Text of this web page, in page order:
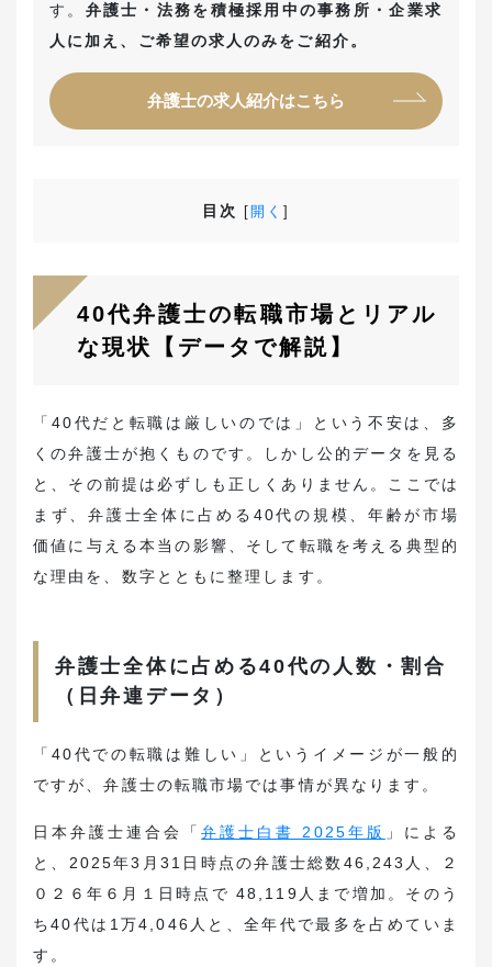
す。 弁護士・法務を積極採用中の事務所・企業求
人に加え、ご希望の求人のみをご紹介。
弁護士の求人紹介はこちら
目次 開く
40代弁護士の転職市場とリアル
な現状【データで解説】
「40代だと転職は厳しいのでは」という不安は、多
くの弁護士が抱くものです。しかし公的データを見る
と、その前提は必ずしも正しくありません。ここでは
まず、弁護士全体に占める40代の規模、年齢が市場
価値に与える本当の影響、そして転職を考える典型的
な理由を、数字とともに整理します。
弁護士全体に占める40代の人数・割合
（日弁連データ）
「40代での転職は難しい」というイメージが一般的
ですが、弁護士の転職市場では事情が異なります。
日本弁護士連合会「弁護士白書 2025年版 」による
と、2025年3月31日時点の弁護士総数46,243人、２
０２６年６月１日時点で 48,119人まで増加。そのう
ち40代は1万4,046人と、全年代で最多を占めていま
す。